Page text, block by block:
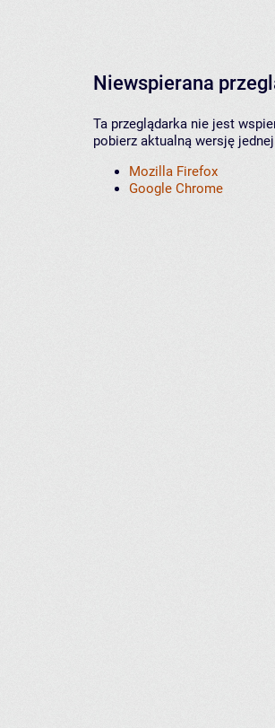
Niewspierana
Ta przeglądarka nie jest
pobierz aktualną wersję
Mozilla Firefox
Google Chrome